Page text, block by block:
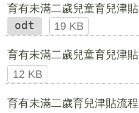
育有未滿二歲兒童育兒津
odt
19 KB
育有未滿二歲兒童育兒津
12 KB
育有未滿二歲育兒津貼流